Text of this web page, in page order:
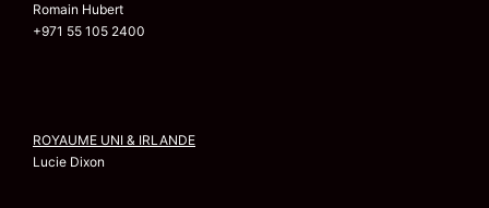
Romain Hubert
+971 55 105 2400
ROYAUME UNI & IRLANDE
Lucie Dixon